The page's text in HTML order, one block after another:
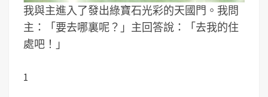
我與主進入了發出綠寶石光彩的天國門。我問
主：「要去哪裏呢？」主回答說：「去我的住
處吧！」
1